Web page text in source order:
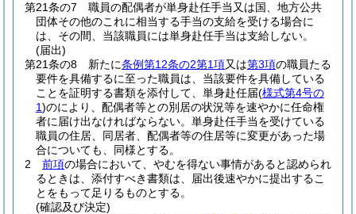
第21条の7
職員の配偶者が単身赴任手当又は国、地方公共
団体その他のこれに相当する手当の支給を受ける場合に
は、その間、当該職員には単身赴任手当は支給しない。
(届出)
第21条の8
新たに条例第12条の2第1項又は第3項の職員たる
要件を具備するに至った職員は、当該要件を具備している
ことを証明する書類を添付して、単身赴任届(様式第4号の
1)のにより、配偶者等との別居の状況等を速やかに任命権
者に届け出なければならない。 単身赴任手当を受けている
職員の住居、同居者、配偶者等の住居等に変更があった場
合についても、同様とする。
2
前項の場合において、やむを得ない事情があると認められ
るときは、添付すべき書類は、届出後速やかに提出するこ
とをもって足りるものとする。
(確認及び決定)